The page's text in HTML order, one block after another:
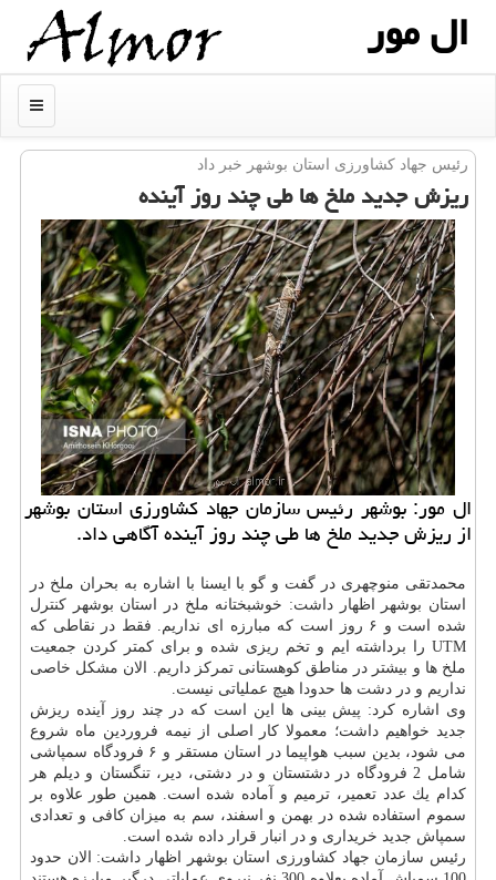
ال مور
منو
رئیس جهاد كشاورزی استان بوشهر خبر داد
ریزش جدید ملخ ها طی چند روز آینده
ال مور: بوشهر رئیس سازمان جهاد كشاورزی استان بوشهر
از ریزش جدید ملخ ها طی چند روز آینده آگاهی داد.
محمدتقی منوچهری در گفت و گو با ایسنا با اشاره به بحران ملخ در
استان بوشهر اظهار داشت: خوشبختانه ملخ در استان بوشهر كنترل
شده است و ۶ روز است كه مبارزه ای نداریم. فقط در نقاطی كه
UTM را برداشته ایم و تخم ریزی شده و برای كمتر كردن جمعیت
ملخ ها و بیشتر در مناطق كوهستانی تمركز داریم. الان مشكل خاصی
نداریم و در دشت ها حدودا هیچ عملیاتی نیست.
وی اشاره كرد: پیش بینی ها این است كه در چند روز آینده ریزش
جدید خواهیم داشت؛ معمولا كار اصلی از نیمه فروردین ماه شروع
می شود، بدین سبب هواپیما در استان مستقر و ۶ فرودگاه سمپاشی
شامل 2 فرودگاه در دشتستان و در دشتی، دیر، تنگستان و دیلم هر
كدام یك عدد تعمیر، ترمیم و آماده شده است. همین طور علاوه بر
سموم استفاده شده در بهمن و اسفند، سم به میزان كافی و تعدادی
سمپاش جدید خریداری و در انبار قرار داده شده است.
رئیس سازمان جهاد كشاورزی استان بوشهر اظهار داشت: الان حدود